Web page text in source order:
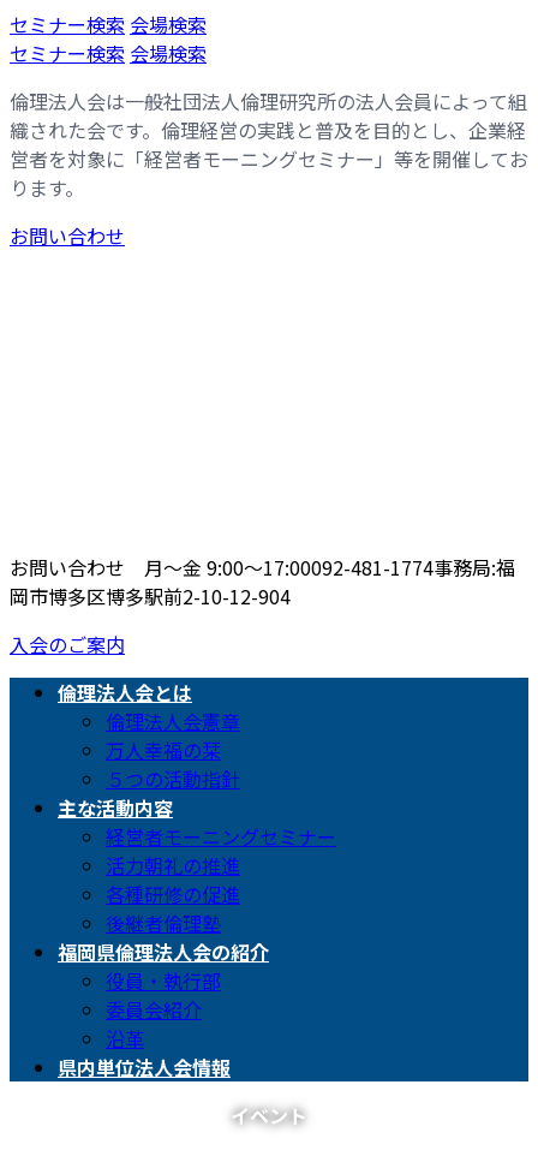
コ
ン
ン
ツ
へ
ス
キ
ッ
ナ
ビ
ー
シ
ョ
ン
に
移
セミナー検索 会場検索
セミナー検索 会場検索
倫理法人会は一般社団法人倫理研究所の法人会員によって組
織された会です。倫理経営の実践と普及を目的とし、企業経
営者を対象に「経営者モーニングセミナー」等を開催してお
ります。
お問い合わせ
お問い合わせ 月〜金 9:00〜17:00092-481-1774事務局:福
岡市博多区博多駅前2-10-12-904
入会のご案内
倫理法人会とは
倫理法人会憲章
万人幸福の栞
５つの活動指針
主な活動内容
経営者モーニングセミナー
活力朝礼の推進
各種研修の促進
後継者倫理塾
福岡県倫理法人会の紹介
役員・執行部
委員会紹介
沿革
県内単位法人会情報
イベント